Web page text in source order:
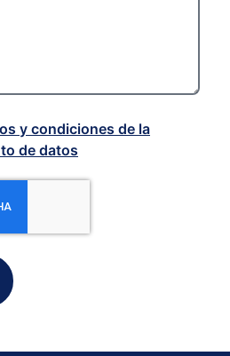
y condiciones de la
de datos